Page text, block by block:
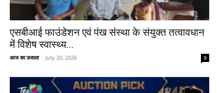
एसबीआई फाउंडेशन एवं पंख संस्था के संयुक्त तत्वावधान
में विशेष स्वास्थ्य...
आज का उजाला - July 20, 2026 0